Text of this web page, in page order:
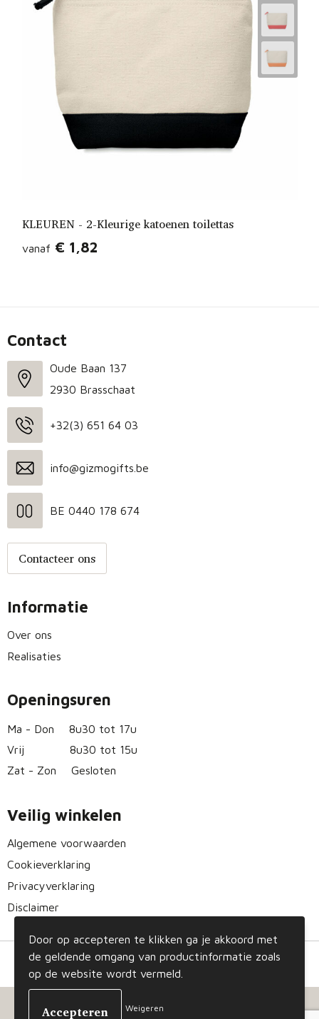
KLEUREN - 2-Kleurige katoenen toilettas
vanaf € 1,82
Contact
Oude Baan 137
2930 Brasschaat
+32(3) 651 64 03
info@gizmogifts.be
BE 0440 178 674
Contacteer ons
Informatie
Over ons
Realisaties
Openingsuren
Ma - Don
8u30 tot 17u
Vrij
8u30 tot 15u
Zat - Zon
Gesloten
Veilig winkelen
Algemene voorwaarden
Cookieverklaring
Privacyverklaring
Disclaimer
© Copyright Gizmo 2023
Door op accepteren te klikken ga je akkoord met
de geldende omgang van productinformatie zoals
op de website wordt vermeld.
Weigeren